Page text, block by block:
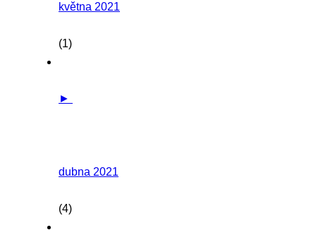
května 2021
(1)
►
dubna 2021
(4)